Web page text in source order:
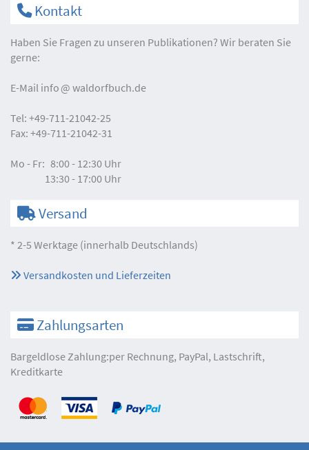
Kontakt
Haben Sie Fragen zu unseren Publikationen? Wir beraten Sie
gerne:
E-Mail info waldorfbuch.de
Tel: +49-711-21042-25
Fax: +49-711-21042-31
Mo - Fr: 8:00 - 12:30 Uhr
13:30 - 17:00 Uhr
Versand
* 2-5 Werktage (innerhalb Deutschlands)
Versandkosten und Lieferzeiten
Zahlungsarten
Bargeldlose Zahlung:per Rechnung, PayPal, Lastschrift,
Kreditkarte